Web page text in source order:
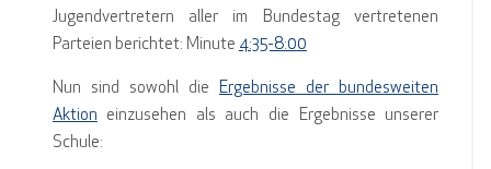
Jugendvertretern aller im Bundestag vertretenen
Parteien berichtet: Minute 4:35-8:00
Nun sind sowohl dieErgebnisse der bundesweiten
Aktion einzusehen als auch die Ergebnisse unserer
Schule: